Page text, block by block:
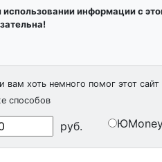
использовании информации с
вам хоть немного помог этот
способов
руб.